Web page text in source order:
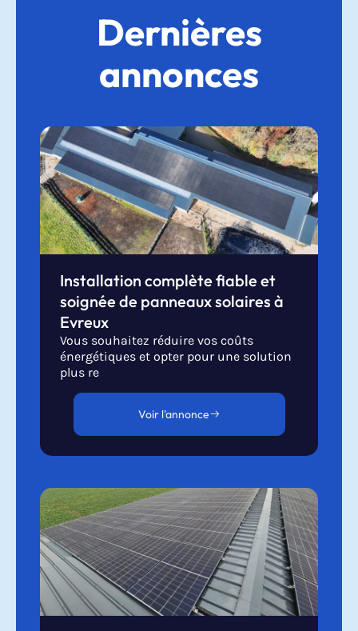
Dernières
annonces
Installation complète fiable et
soignée de panneaux solaires à
Evreux
Vous souhaitez réduire vos coûts
énergétiques et opter pour une solution
plus re
Voir l'annonce